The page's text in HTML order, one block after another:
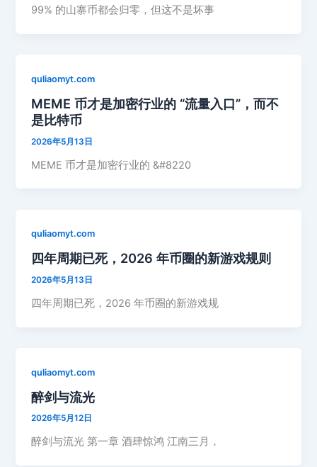
99% 的山寨币都会归零，但这不是坏事
quliaomyt.com
MEME 币才是加密行业的 “流量入口”，而不
是比特币
2026年5月13日
MEME 币才是加密行业的 &#8220
quliaomyt.com
四年周期已死，2026 年币圈的新游戏规则
2026年5月13日
四年周期已死，2026 年币圈的新游戏规
quliaomyt.com
醉剑与流光
2026年5月12日
醉剑与流光 第一章 酒肆惊鸿 江南三月，